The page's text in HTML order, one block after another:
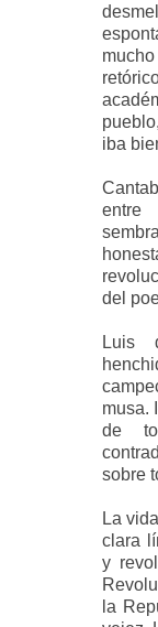
iba
entre
del
Luis
musa.
de
sobre
La
clara
y
la